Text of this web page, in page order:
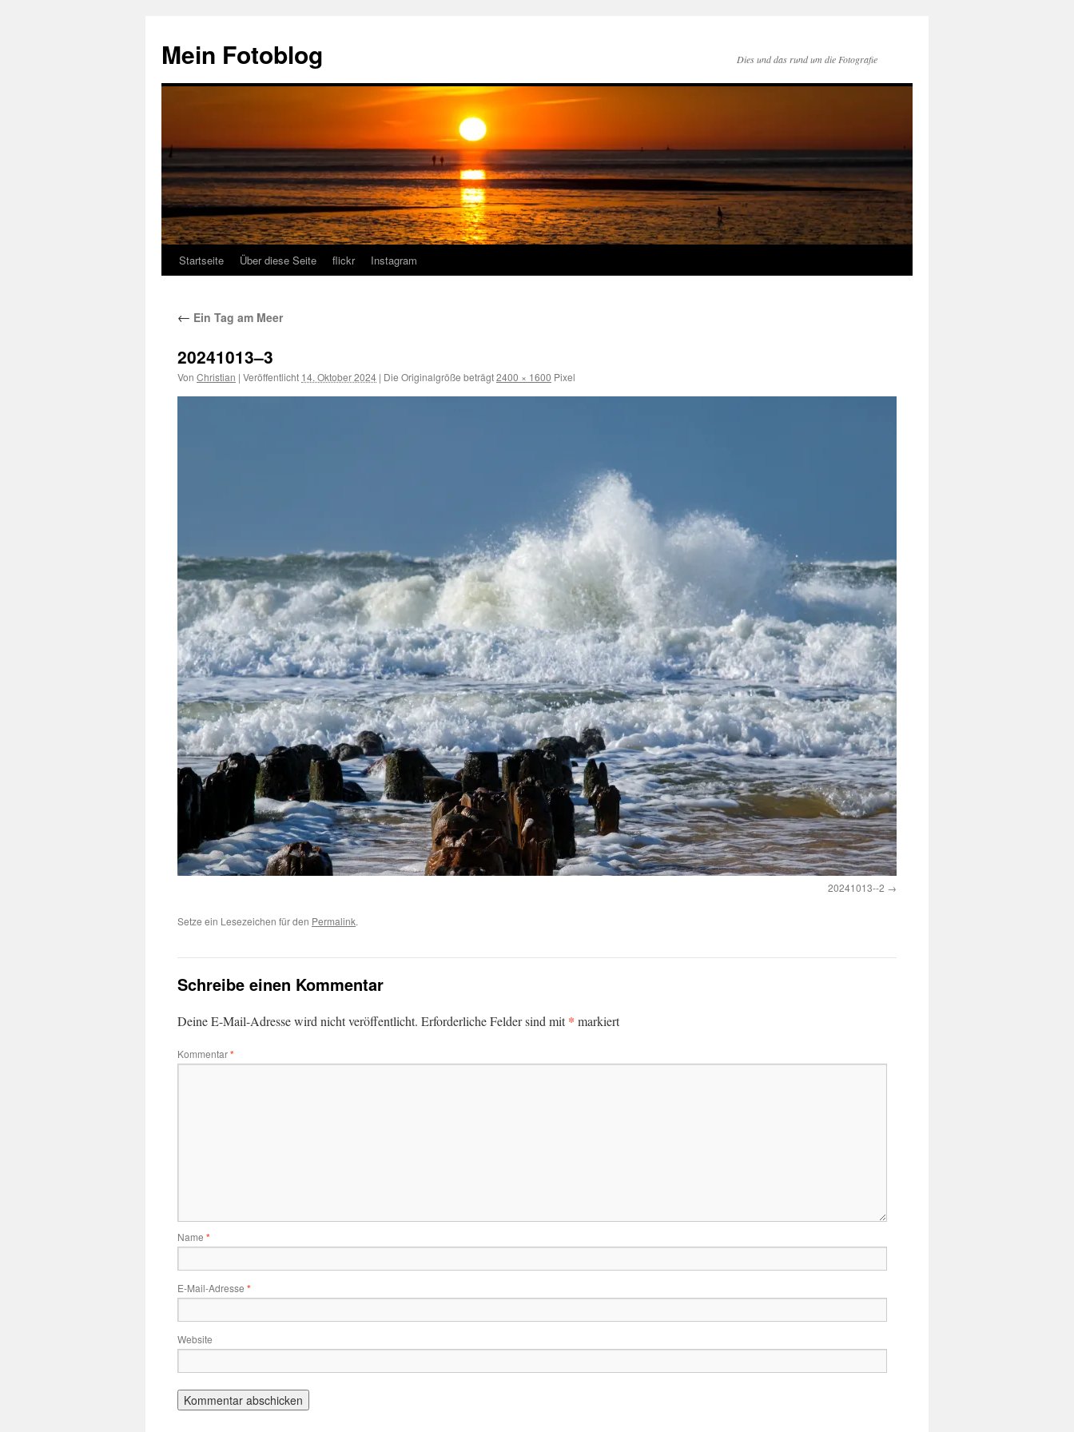
springen
Mein Fotoblog Dies und das rund um die Fotografie
Startseite Über diese Seite flickr Instagram
← Ein Tag am Meer
20241013–3
Von Christian | Veröffentlicht 14. Oktober 2024 | Die Originalgröße beträgt2400 × 1600 Pixel
20241013--2
Setze ein Lesezeichen für den Permalink.
Schreibe einen Kommentar
Deine E-Mail-Adresse wird nicht veröffentlicht. Erforderliche Felder sind mit* markiert
Kommentar*
Name *
E-Mail-Adresse *
Website